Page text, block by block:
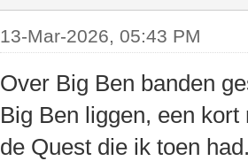
13-Mar-2026, 05:43 PM
Over Big Ben banden
Big Ben liggen, een
de Quest die ik toen